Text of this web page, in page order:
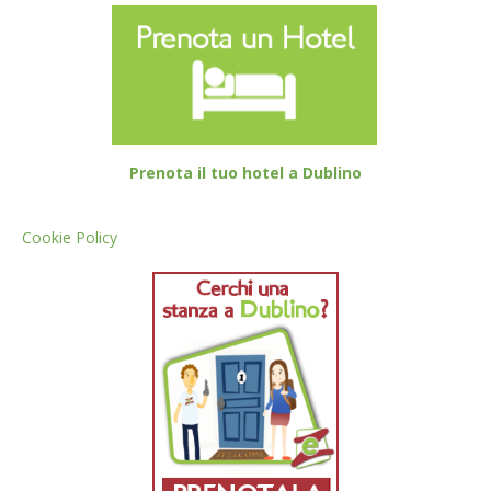
Prenota il tuo hotel a Dublino
Cookie Policy